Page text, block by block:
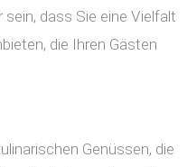
dass Sie eine Vielfalt
die Ihren Gästen
Genüssen, die